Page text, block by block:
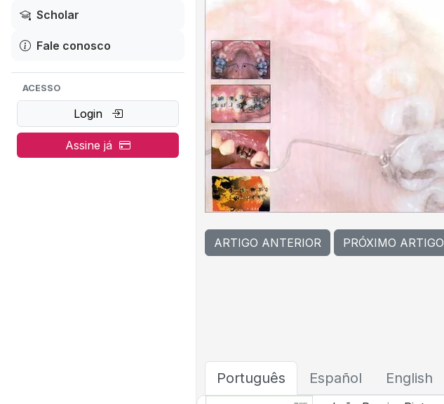
Scholar
Fale conosco
ACESSO
Login
Assine já
ARTIGO ANTERIOR PRÓXIMO ARTIGO
Português Español English